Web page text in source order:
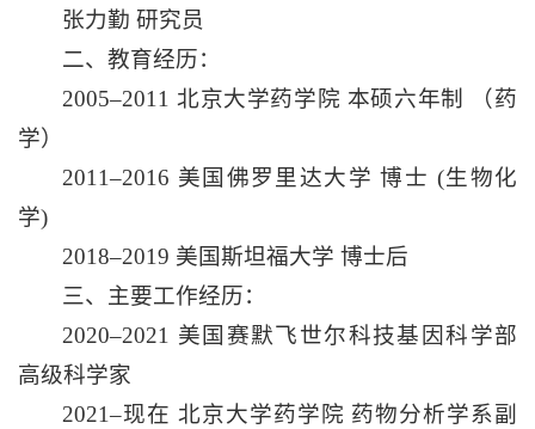
张力勤 研究员
二、教育经历：
2005–2011 北京大学药学院 本硕六年制 （药
学）
2011–2016 美国佛罗里达大学 博士 (生物化
学)
2018–2019 美国斯坦福大学 博士后
三、主要工作经历：
2020–2021 美国赛默飞世尔科技基因科学部
高级科学家
2021–现在 北京大学药学院 药物分析学系副